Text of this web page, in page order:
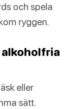
och spela
ryggen.
alkoholfria
eller
sätt.